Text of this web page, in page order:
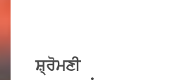
ਸ਼੍ਰੋਮਣੀ